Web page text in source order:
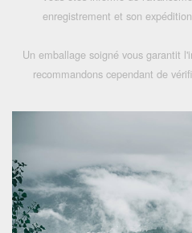
enregistrement et son
Un emballage soigné vous garantit
recommandons cependant de